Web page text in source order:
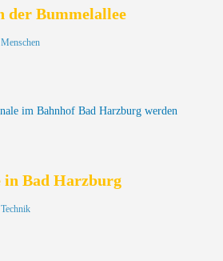
der Bummelallee
Menschen
in Bad Harzburg
Technik